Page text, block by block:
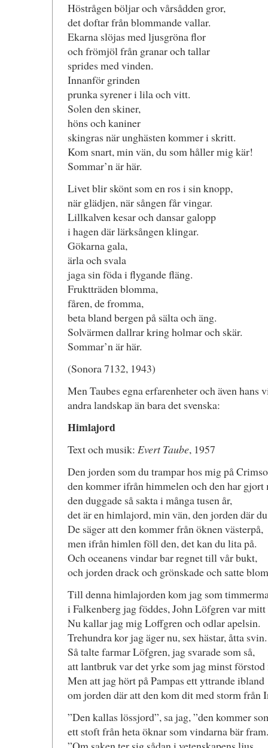
Höstrågen böljar och vårsådden gror,
det doftar från blommande vallar.
Ekarna slöjas med ljusgröna flor
och frömjöl från granar och tallar
sprides med vinden.
Innanför grinden
prunka syrener i lila och vitt.
Solen den skiner,
höns och kaniner
skingras när unghästen kommer i skritt.
Kom snart, min vän, du som håller mig kär!
Sommar’n är här.
Livet blir skönt som en ros i sin knopp,
när glädjen, när sången får vingar.
Lillkalven kesar och dansar galopp
i hagen där lärksången klingar.
Gökarna gala,
ärla och svala
jaga sin föda i flygande fläng.
Fruktträden blomma,
fåren, de fromma,
beta bland bergen på sälta och äng.
Solvärmen dallrar kring holmar och skär.
Sommar’n är här.
(Sonora 7132, 1943)
Men Taubes egna erfarenheter och även hans
andra landskap än bara det svenska:
Himlajord
Text och musik: Evert Taube, 1957
Den jorden som du trampar hos mig på
den kommer ifrån himmelen och den har
den duggade så sakta i många tusen år,
det är en himlajord, min vän, den jorden där
De säger att den kommer från öknen västerpå,
men ifrån himlen föll den, det kan du lita på.
Och oceanens vindar bar regnet till vår bukt,
och jorden drack och grönskade och satte
Till denna himlajorden kom jag som
i Falkenberg jag föddes, John Löfgren var mitt
Nu kallar jag mig Loffgren och odlar apelsin.
Trehundra kor jag äger nu, sex hästar, åtta svin.
Så talte farmar Löfgren, jag svarade som så,
att lantbruk var det yrke som jag minst förstod
Men att jag hört på Pampas ett yttrande ibland
om jorden där att den kom dit med storm från
”Den kallas lössjord”, sa jag, ”den kommer
ett stoft från heta öknar som vindarna bär